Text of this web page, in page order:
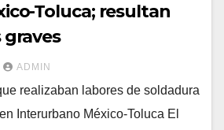
Toluca; resultan
graves
ADMIN
realizaban labores de soldadura
Interurbano México-Toluca El